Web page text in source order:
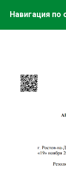
Навигация по